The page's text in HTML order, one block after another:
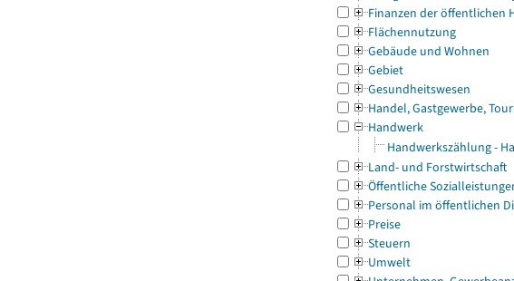
Finanzen der öffentlichen
Flächennutzung
Gebäude und Wohnen
Gebiet
Gesundheitswesen
Handel, Gastgewerbe,
Handwerk
Handwerkszählung -
Land- und Forstwirtschaft
Öffentliche
Personal im öffentlichen
Preise
Steuern
Umwelt